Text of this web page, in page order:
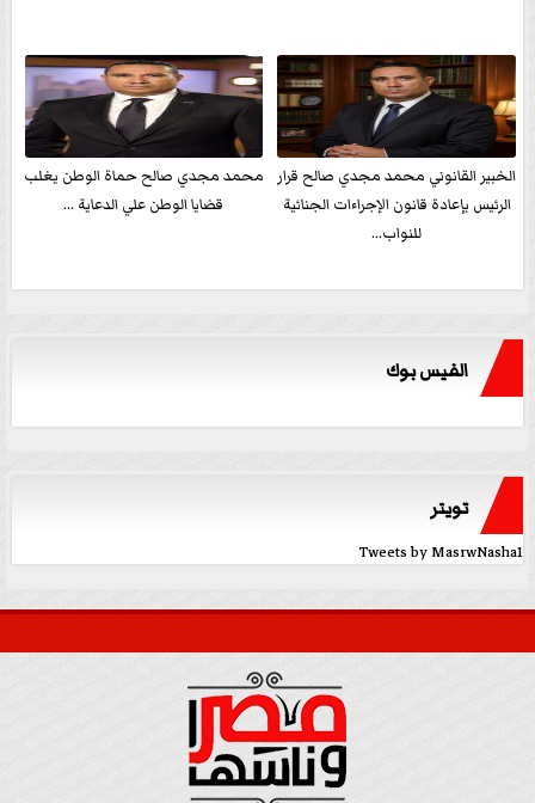
الخبير القانوني محمد مجدي صالح قرار
الرئيس بإعادة قانون الإجراءات الجنائية
للنواب...
محمد مجدي صالح حماة الوطن يغلب
قضايا الوطن علي الدعاية ...
الفيس بوك
تويتر
Tweets by MasrwNasha1